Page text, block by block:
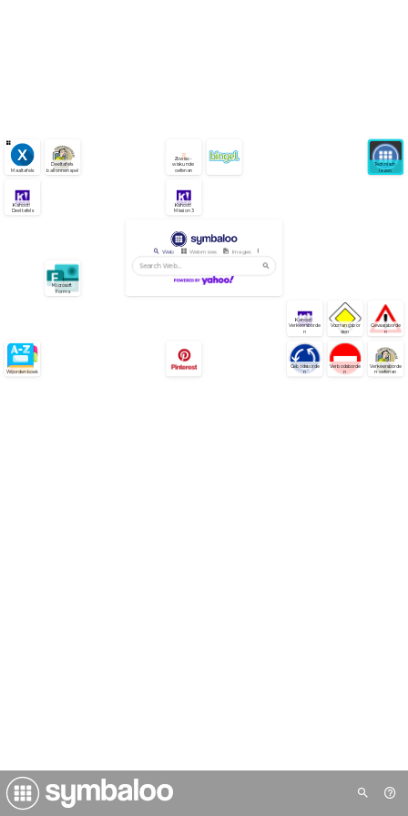
Maaltafels
Deeltafels
ballonnenspel
Zowiso -
wiskunde
oefenen
Technisch
lezen
Kahoot!
Deeltafels
Kahoot!
Mission 3
Web Webmixes Images
Microsoft
Forms
Kahoot!
Verkeersborde
n
Voorrangsbor
den
Gevaarsborde
n
Woordenboek
Gebodsborde
n
Verbodsborde
n
Verkeersborde
n oefenen